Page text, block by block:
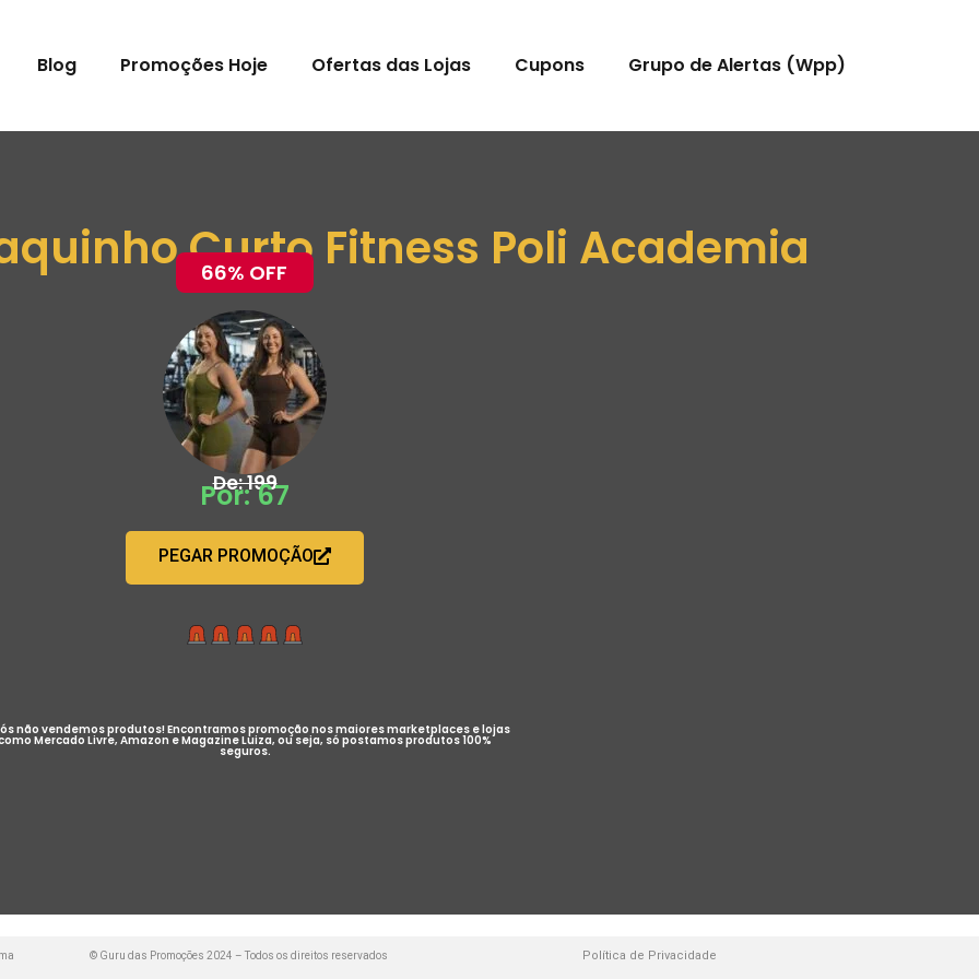
Blog Promoções Hoje Ofertas das Lojas Cupons Grupo de Alertas (Wpp)
Curto Fitness Poli Academia
66% OFF
De: 199
Por: 67
PEGAR PROMOÇÃO
não vendemos produtos! Encontramos promoção nos maiores marketplaces e lojas
Mercado Livre, Amazon e Magazine Luiza, ou seja, só postamos produtos 100%
seguros.
© Guru das Promoções 2024 – Todos os direitos reservados Política de Privacidade